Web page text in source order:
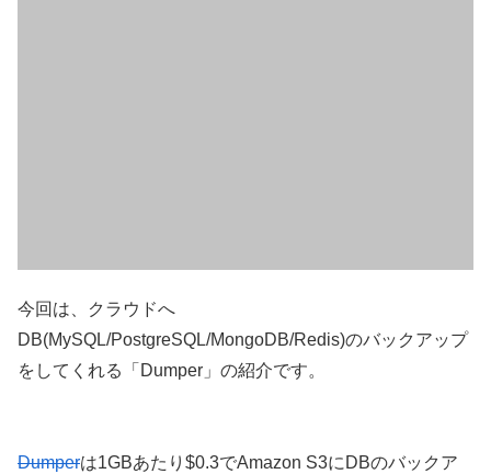
今回は、クラウドへ
DB(MySQL/PostgreSQL/MongoDB/Redis)のバックアップ
をしてくれる「Dumper」の紹介です。
Dumperは1GBあたり$0.3でAmazon S3にDBのバックア